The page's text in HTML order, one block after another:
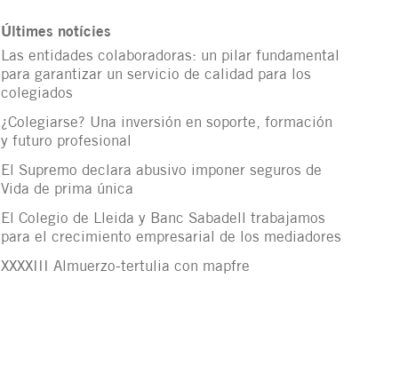
Últimes notícies
Las entidades colaboradoras: un pilar fundamental
para garantizar un servicio de calidad para los
colegiados
¿Colegiarse? Una inversión en soporte, formación
y futuro profesional
El Supremo declara abusivo imponer seguros de
Vida de prima única
El Colegio de Lleida y Banc Sabadell trabajamos
para el crecimiento empresarial de los mediadores
XXXXIII Almuerzo-tertulia con mapfre